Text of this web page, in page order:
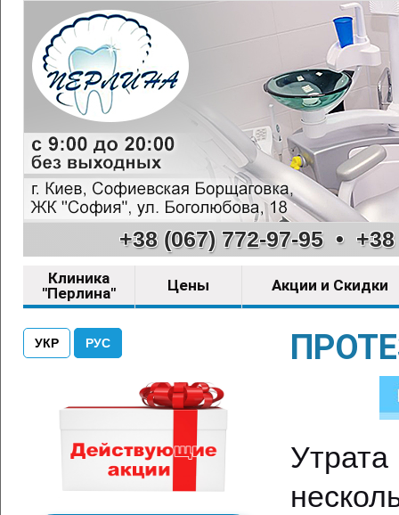
+38 (067) 772-97-95•
Клиника
"Перлина"
Цены Акции и Скидки
УКР РУС